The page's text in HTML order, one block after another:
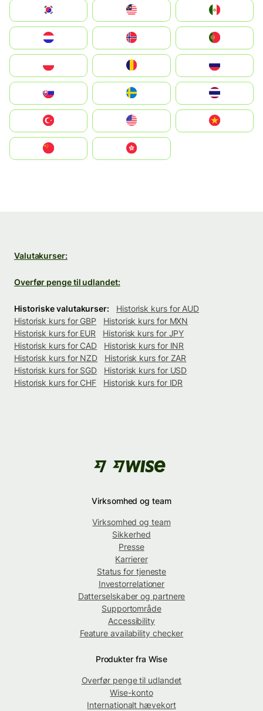
South Korea
United States
中國香港特別行政區
Valutakurser:
Overfør penge til udlandet:
Historiske valutakurser:
Historisk kurs for AUD
Historisk kurs for GBP
Historisk kurs for MXN
Historisk kurs for EUR
Historisk kurs for JPY
Historisk kurs for CAD
Historisk kurs for INR
Historisk kurs for NZD
Historisk kurs for ZAR
Historisk kurs for SGD
Historisk kurs for USD
Historisk kurs for CHF
Historisk kurs for IDR
Virksomhed og team
Virksomhed og team
Sikkerhed
Presse
Karrierer
Status for tjeneste
Investorrelationer
Datterselskaber og partnere
Supportområde
Accessibility
Feature availability checker
Produkter fra Wise
Overfør penge til udlandet
Wise-konto
Internationalt hævekort